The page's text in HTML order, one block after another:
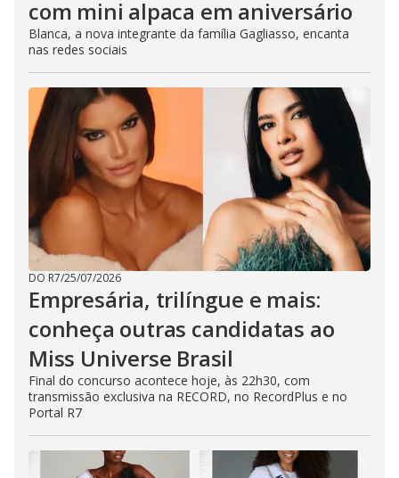
com mini alpaca em aniversário
Blanca, a nova integrante da família Gagliasso, encanta
nas redes sociais
DO R7/25/07/2026
Empresária, trilíngue e mais:
conheça outras candidatas ao
Miss Universe Brasil
Final do concurso acontece hoje, às 22h30, com
transmissão exclusiva na RECORD, no RecordPlus e no
Portal R7